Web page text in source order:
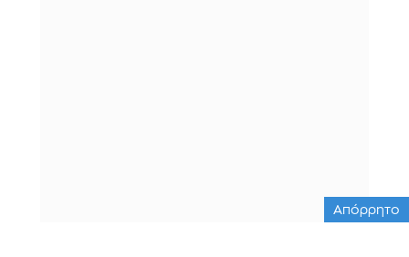
Απόρρητο